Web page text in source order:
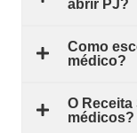
abrir PJ?
Como
médico?
O
médicos?